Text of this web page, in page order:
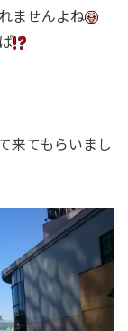
ませんよね
来てもらいまし